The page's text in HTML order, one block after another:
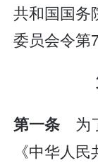
共和国国务
委员会令第
第一条 为
《中华人